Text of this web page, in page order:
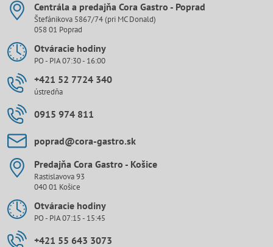
Centrála a predajňa Cora Gastro - Poprad
Štefánikova 5867/74 (pri MC Donald)
058 01 Poprad
Otváracie hodiny
PO - PIA 07:30 - 16:00
+421 52 7724 340
ústredňa
0915 974 811
poprad​@cora-gastro​.sk
Predajňa Cora Gastro - Košice
Rastislavova 93
040 01 Košice
Otváracie hodiny
PO - PIA 07:15 - 15:45
+421 55 643 3073